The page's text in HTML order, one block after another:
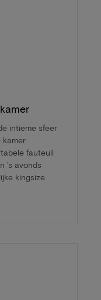
intieme sfeer
fauteuil
’s avonds
kingsize